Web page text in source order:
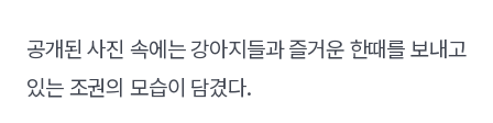
공개된 사진 속에는 강아지들과 즐거운 한때를 보내고
있는 조권의 모습이 담겼다.